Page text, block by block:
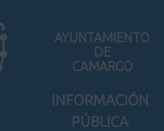
AYUNTAMIENTO
DE
CAMARGO
INFORMACIÓN
PÚBLICA